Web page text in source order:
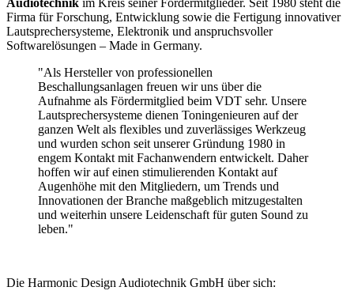
Audiotechnik im Kreis seiner Fördermitglieder. Seit 1980 steht die
Firma für Forschung, Entwicklung sowie die Fertigung innovativer
Lautsprechersysteme, Elektronik und anspruchsvoller
Softwarelösungen – Made in Germany.
"Als Hersteller von professionellen
Beschallungsanlagen freuen wir uns über die
Aufnahme als Fördermitglied beim VDT sehr. Unsere
Lautsprechersysteme dienen Toningenieuren auf der
ganzen Welt als flexibles und zuverlässiges Werkzeug
und wurden schon seit unserer Gründung 1980 in
engem Kontakt mit Fachanwendern entwickelt. Daher
hoffen wir auf einen stimulierenden Kontakt auf
Augenhöhe mit den Mitgliedern, um Trends und
Innovationen der Branche maßgeblich mitzugestalten
und weiterhin unsere Leidenschaft für guten Sound zu
leben."
Die Harmonic Design Audiotechnik GmbH über sich: